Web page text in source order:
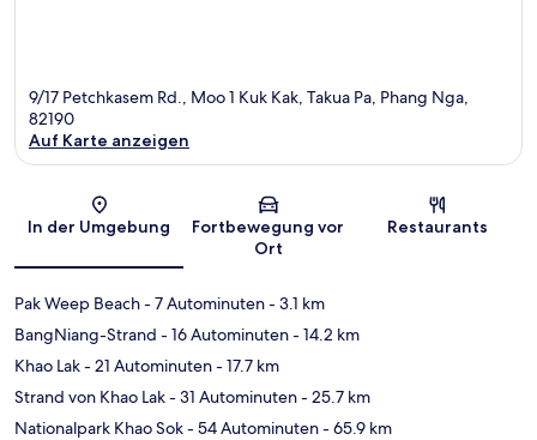
9/17 Petchkasem Rd., Moo 1 Kuk Kak, Takua Pa, Phang Nga,
82190
Auf Karte anzeigen
In der Umgebung
Fortbewegung vor
Ort
Restaurants
Pak Weep Beach- 7 Autominuten- 3.1 km
BangNiang-Strand - 16 Autominuten- 14.2 km
Khao Lak- 21 Autominuten- 17.7 km
Strand von Khao Lak- 31 Autominuten- 25.7 km
Nationalpark Khao Sok- 54 Autominuten- 65.9 km